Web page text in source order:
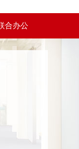
合办公